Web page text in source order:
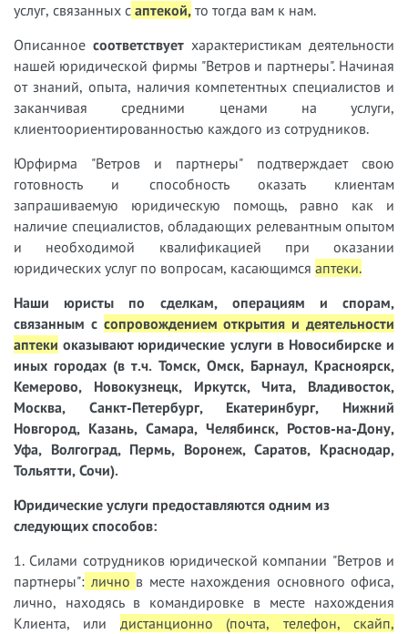
услуг, связанных с аптекой, то тогда вам к нам.
Описанное соответствует характеристикам деятельности
нашей юридической фирмы "Ветров и партнеры". Начиная
от знаний, опыта, наличия компетентных специалистов и
заканчивая средними ценами на услуги,
клиентоориентированностью каждого из сотрудников.
Юрфирма "Ветров и партнеры" подтверждает свою
готовность и способность оказать клиентам
запрашиваемую юридическую помощь, равно как и
наличие специалистов, обладающих релевантным опытом
и необходимой квалификацией при оказании
юридических услуг по вопросам, касающимся аптеки.
Наши юристы
по сделкам, операциям и спорам,
связанным с сопровождением открытия и деятельности
аптеки оказывают юридические услуги в Новосибирске и
иных городах (в т.ч. Томск, Омск, Барнаул, Красноярск,
Кемерово, Новокузнецк, Иркутск, Чита, Владивосток,
Москва, Санкт-Петербург, Екатеринбург, Нижний
Новгород, Казань, Самара, Челябинск, Ростов-на-Дону,
Уфа, Волгоград, Пермь, Воронеж, Саратов, Краснодар,
Тольятти, Сочи).
Юридические услуги предоставляются одним из
следующих способов:
1. Силами сотрудников юридической компании "Ветров и
партнеры": лично в месте нахождения основного офиса,
лично, находясь в командировке в месте нахождения
Клиента, или дистанционно (почта, телефон, скайп,